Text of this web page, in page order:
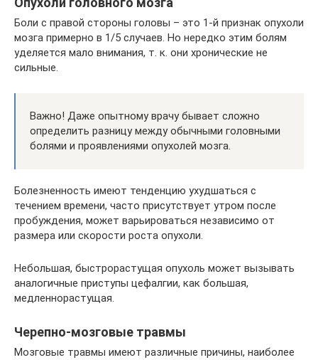
Боли с правой стороны головы – это 1-й признак опухоли
мозга примерно в 1/5 случаев. Но нередко этим болям
уделяется мало внимания, т. к. они хронические не
сильные.
Важно! Даже опытному врачу бывает сложно
определить разницу между обычными головными
болями и проявлениями опухолей мозга.
Болезненность имеют тенденцию ухудшаться с
течением времени, часто присутствует утром после
пробуждения, может варьироваться независимо от
размера или скорости роста опухоли.
Небольшая, быстрорастущая опухоль может вызывать
аналогичные приступы цефалгии, как большая,
медленнорастущая.
Черепно-мозговые травмы
Мозговые травмы имеют различные причины, наиболее